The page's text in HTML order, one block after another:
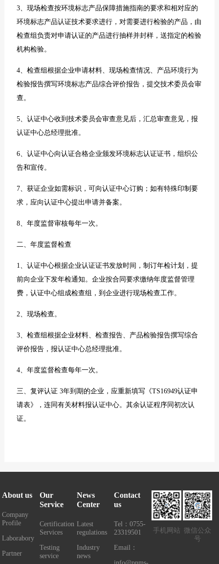
3、现场检查按环境标志产品保障措施指南的要求和相对应的
环境标志产品认证技术要求进行，对需要进行检验的产品，由
检查组负责对申请认证的产品进行抽样并封样，送指定的检验
机构检验。
4、检查组根据企业申请材料、现场检查情况、产品环境行为
检验报告撰写环境标志产品综合评价报告，提交技术委员会审
查。
5、认证中心收到技术委员会审查意见后，汇总审查意见，报
认证中心总经理批准。
6、认证中心向认证合格企业颁发环境标志认证证书，组织公
告和宣传。
7、获证企业如需标识，可向认证中心订购；如有特殊印制要
求，应向认证中心提出申请并备案。
8、年度监督审核每年一次。
二、年度监督检查
1、认证中心根据企业认证证书发放时间，制订年检计划，提
前向企业下发年检通知。企业按合同要求缴纳年度监督管理
费，认证中心组成检查组，到企业进行现场检查工作。
2、现场检查。
3、检查组根据企业材料、检查报告、产品检验报告撰写综合
评价报告，报认证中心总经理批准。
4、年度监督检查每年一次。
三、复评认证 3年到期的企业，应重新填写《TS16949认证申
请表》，连同有关材料报认证中心。其余认证程序同初次认
证。
About us
Company
Profile
Laborabory
Partner
Our
Service
Certification
Services
Testing
service
News
Center
Latest
regulations
Industry
news
Contact
us
Tel：0755-
23319501
Email：
手机网站 微信公众
号